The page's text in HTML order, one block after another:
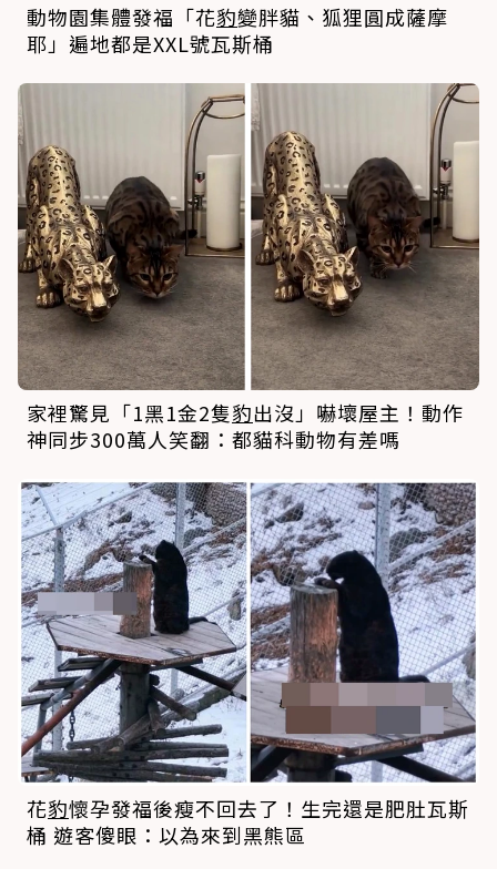
動物園集體發福「花豹變胖貓、狐狸圓成薩摩
耶」遍地都是XXL號瓦斯桶
家裡驚見「1黑1金2隻豹出沒」嚇壞屋主！動作
神同步300萬人笑翻：都貓科動物有差嗎
花豹懷孕發福後瘦不回去了！生完還是肥肚瓦斯
桶 遊客傻眼：以為來到黑熊區